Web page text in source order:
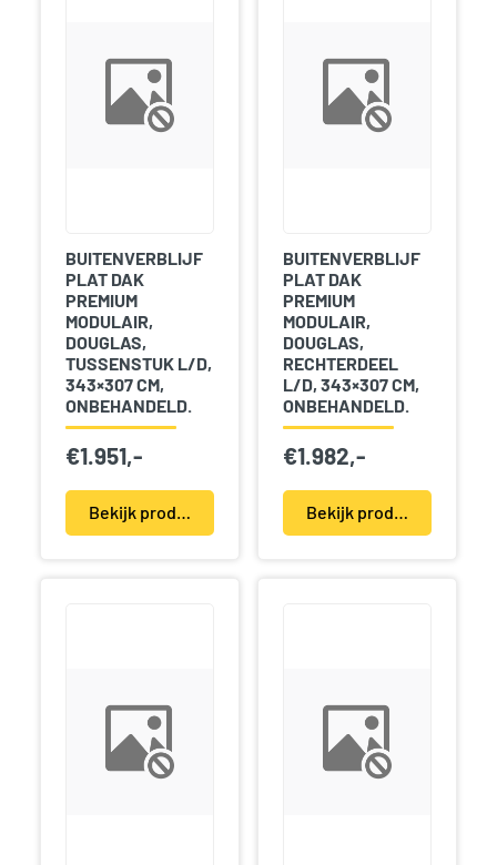
BUITENVERBLIJF
PLAT DAK
PREMIUM
MODULAIR,
DOUGLAS,
TUSSENSTUK L/D,
343×307 CM,
ONBEHANDELD.
€1.951,-
Bekijk product(en)
BUITENVERBLIJF
PLAT DAK
PREMIUM
MODULAIR,
DOUGLAS,
RECHTERDEEL
L/D, 343×307 CM,
ONBEHANDELD.
€1.982,-
Bekijk product(en)